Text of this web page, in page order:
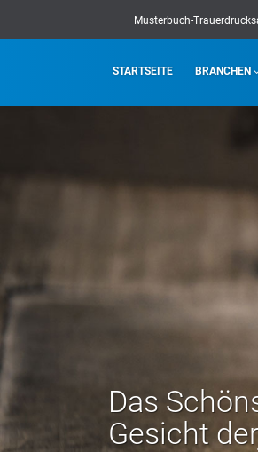
Musterbuch-
STARTSEITE BRANCHEN
Das
Gesicht